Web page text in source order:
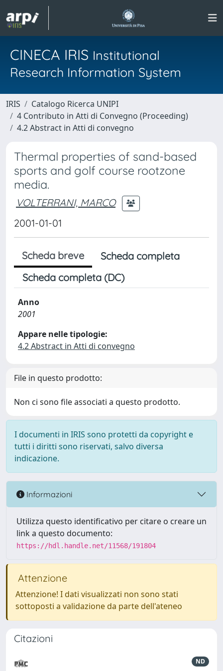
CINECA IRIS Institutional
Research Information System
IRIS
Catalogo Ricerca UNIPI
4 Contributo in Atti di Convegno (Proceeding)
4.2 Abstract in Atti di convegno
Thermal properties of sand-based
sports and golf course rootzone
media.
VOLTERRANI, MARCO
2001-01-01
Scheda breve
Scheda completa
Scheda completa (DC)
Anno
2001
Appare nelle tipologie:
4.2 Abstract in Atti di convegno
File in questo prodotto:
Non ci sono file associati a questo prodotto.
I documenti in IRIS sono protetti da copyright e
tutti i diritti sono riservati, salvo diversa
indicazione.
Informazioni
Utilizza questo identificativo per citare o creare un
link a questo documento:
https://hdl.handle.net/11568/191804
Attenzione
Attenzione! I dati visualizzati non sono stati
sottoposti a validazione da parte dell'ateneo
Citazioni
ND